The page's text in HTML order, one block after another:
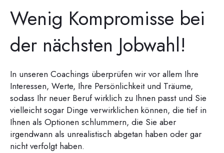
Wenig Kompromisse bei
der nächsten Jobwahl!
In unseren Coachings überprüfen wir vor allem Ihre
Interessen, Werte, Ihre Persönlichkeit und Träume,
sodass Ihr neuer Beruf wirklich zu Ihnen passt und Sie
vielleicht sogar Dinge verwirklichen können, die tief in
Ihnen als Optionen schlummern, die Sie aber
irgendwann als unrealistisch abgetan haben oder gar
nicht verfolgt haben.